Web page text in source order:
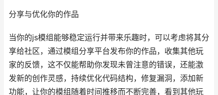
分享与优化你的作品
当你的js模组能够稳定运行并带来乐趣时，可以考虑将其分
享给社区，通过模组分享平台发布你的作品，收集其他玩
家的反馈，这不仅能帮助你发现未曾注意的错误，还能激
发新的创作灵感，持续优化代码结构，修复漏洞，添加新
功能，让你的模组随着时间推移而不断完善，看到其他玩